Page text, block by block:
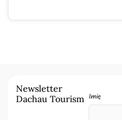
Newsletter
Dachau Tourism Imię